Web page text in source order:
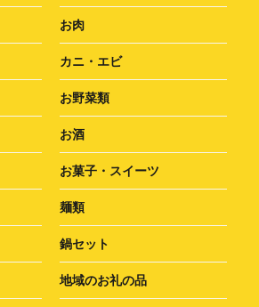
お肉
カニ・エビ
お野菜類
お酒
お菓子・スイーツ
麺類
鍋セット
地域のお礼の品